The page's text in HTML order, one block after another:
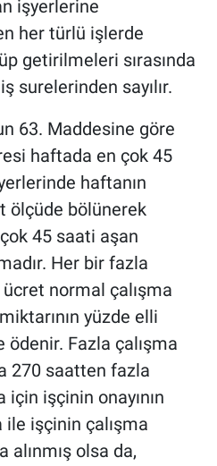
işyerlerine
her türlü işlerde
getirilmeleri sırasında
surelerinden sayılır.
63. Maddesine göre
haftada en çok 45
haftanın
ölçüde bölünerek
45 saati aşan
Her bir fazla
normal çalışma
yüzde elli
Fazla çalışma
270 saatten fazla
işçinin onayının
ile işçinin çalışma
alınmış olsa da,